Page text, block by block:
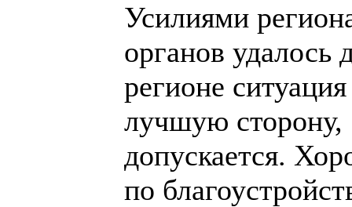
Усилиями
органов удалось
регионе
лучшую сторону,
допускается.
по